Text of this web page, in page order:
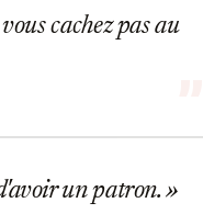
cachez pas au
un patron.